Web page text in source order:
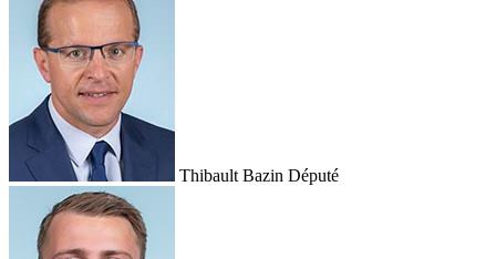
Thibault Bazin Député